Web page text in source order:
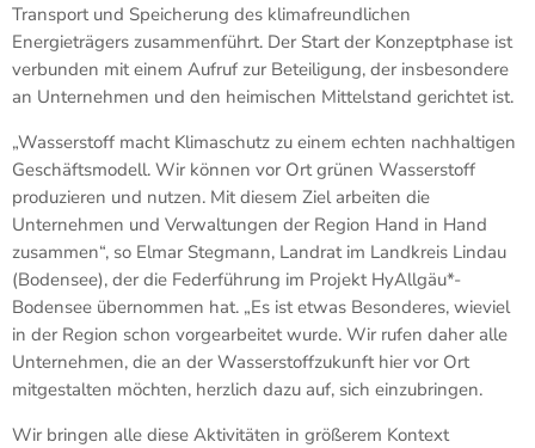
Transport und Speicherung des klimafreundlichen
Energieträgers zusammenführt. Der Start der Konzeptphase ist
verbunden mit einem Aufruf zur Beteiligung, der insbesondere
an Unternehmen und den heimischen Mittelstand gerichtet ist.
„Wasserstoff macht Klimaschutz zu einem echten nachhaltigen
Geschäftsmodell. Wir können vor Ort grünen Wasserstoff
produzieren und nutzen. Mit diesem Ziel arbeiten die
Unternehmen und Verwaltungen der Region Hand in Hand
zusammen“, so Elmar Stegmann, Landrat im Landkreis Lindau
(Bodensee), der die Federführung im Projekt HyAllgäu*-
Bodensee übernommen hat. „Es ist etwas Besonderes, wieviel
in der Region schon vorgearbeitet wurde. Wir rufen daher alle
Unternehmen, die an der Wasserstoffzukunft hier vor Ort
mitgestalten möchten, herzlich dazu auf, sich einzubringen.
Wir bringen alle diese Aktivitäten in größerem Kontext